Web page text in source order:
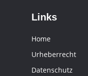
Links
Home
Urheberrecht
Datenschutz